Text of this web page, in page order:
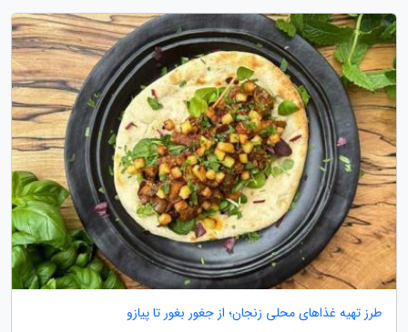
طرز تهیه غذاهای محلی زنجان؛ از جغور بغور تا پیازو